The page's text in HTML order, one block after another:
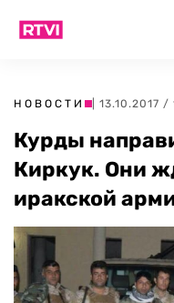
НОВОСТИ | 13.10.2017 /
Курды
Киркук. Они
иракской